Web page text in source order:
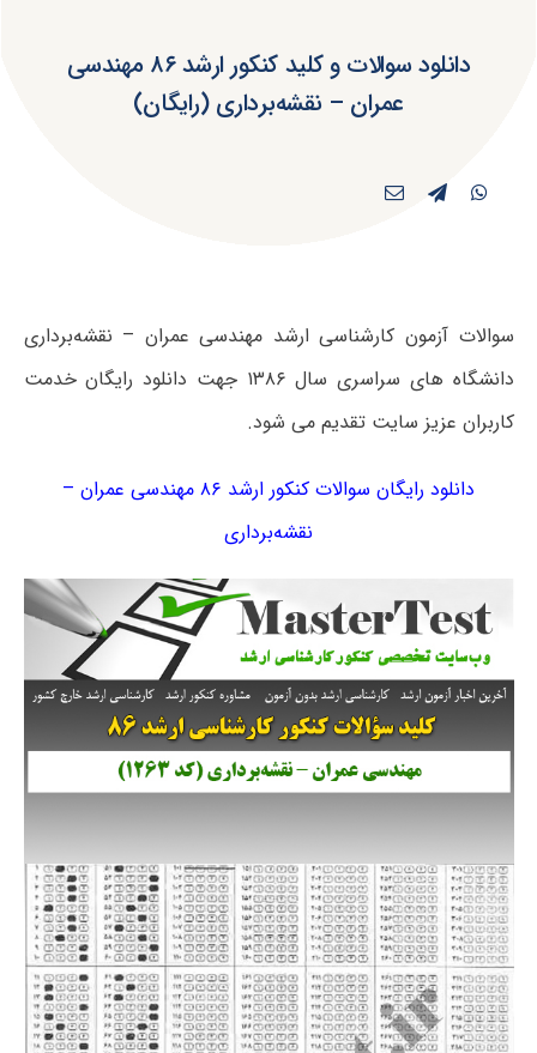
دانلود سوالات و کلید کنکور ارشد ۸۶ مهندسی
‌عمران – نقشه‌برداری (رایگان)
سوالات آزمون کارشناسی ارشد مهندسی ‌عمران – نقشه‌برداری
دانشگاه های سراسری سال ۱۳۸۶ جهت دانلود رایگان خدمت
کاربران عزیز سایت تقدیم می شود.
دانلود رایگان سوالات کنکور ارشد ۸۶ مهندسی ‌عمران –
نقشه‌برداری